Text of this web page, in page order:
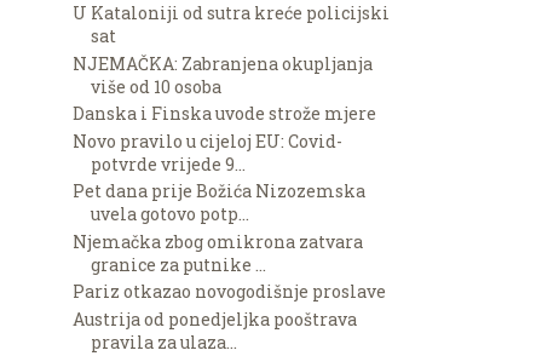
U Kataloniji od sutra kreće policijski
sat
NJEMAČKA: Zabranjena okupljanja
više od 10 osoba
Danska i Finska uvode strože mjere
Novo pravilo u cijeloj EU: Covid-
potvrde vrijede 9...
Pet dana prije Božića Nizozemska
uvela gotovo potp...
Njemačka zbog omikrona zatvara
granice za putnike ...
Pariz otkazao novogodišnje proslave
Austrija od ponedjeljka pooštrava
pravila za ulaza...